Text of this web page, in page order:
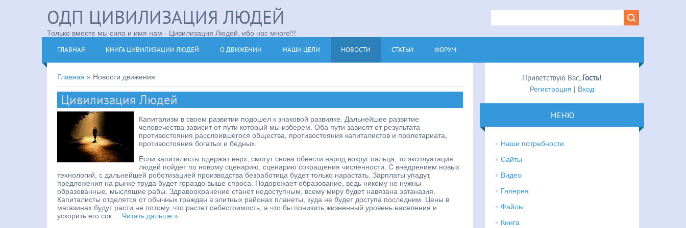
ОДП ЦИВИЛИЗАЦИЯ ЛЮДЕЙ
Только вместе мы сила и имя нам - Цивилизация Людей, ибо нас много!!!
ГЛАВНАЯ КНИГА ЦИВИЛИЗАЦИИ ЛЮДЕЙ О ДВИЖЕНИИ НАШИ ЦЕЛИ НОВОСТИ СТАТЬИ ФОРУМ
Главная » Новости движения
Цивилизация Людей
Капитализм в своем развитии подошел к знаковой развилке. Дальнейшее развитие
человечества зависит от пути который мы изберем. Оба пути зависят от результата
противостояния расслоившегося общества, противостояния капиталистов и пролетариата,
противостояния богатых и бедных.
Если капиталисты одержат верх, смогут снова обвести народ вокруг пальца, то эксплуатация
людей пойдет по новому сценарию, сценарию сокращения численности. С внедрением новых
технологий, с дальнейшей роботизацией производства безработица будет только нарастать. Зарплаты упадут,
предложения на рынке труда будет гораздо выше спроса. Подорожает образование, ведь никому не нужны
образованные, мыслящие рабы. Здравоохранение станет недоступным, всему миру будет навязана эвтаназия.
Капиталисты отделятся от обычных граждан в элитных районах планеты, куда не будет доступа последним. Цены в
магазинах будут расти не потому, что растет себестоимость, а что бы понизить жизненный уровень населения и
ускорить его сок
Читать дальше »
Приветствую Вас, Гость!
Регистрация | Вход
МЕНЮ
Наши потребности
Сайты
Видео
Галерея
Файлы
Книга